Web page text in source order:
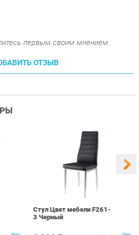
Купить
Стул Цвет мебели F261-
ГОРОДА